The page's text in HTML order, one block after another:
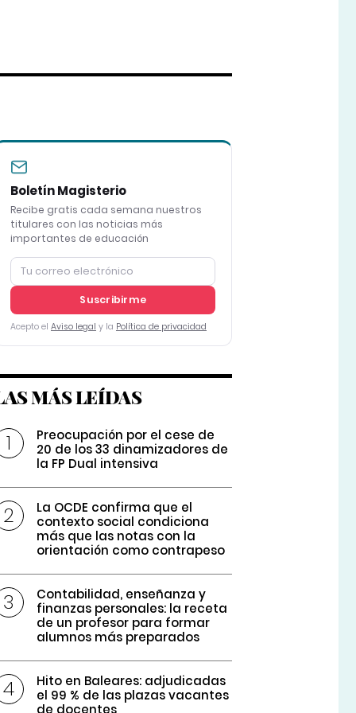
Boletín Magisterio
Recibe gratis cada semana nuestros
titulares con las noticias más
importantes de educación
Suscribirme
Acepto el Aviso legal y la Política de privacidad
MÁS LEÍDAS
Preocupación por el cese de
20 de los 33 dinamizadores de
la FP Dual intensiva
La OCDE confirma que el
contexto social condiciona
más que las notas con la
orientación como contrapeso
Contabilidad, enseñanza y
finanzas personales: la receta
de un profesor para formar
alumnos más preparados
Hito en Baleares: adjudicadas
el 99 % de las plazas vacantes
de docentes